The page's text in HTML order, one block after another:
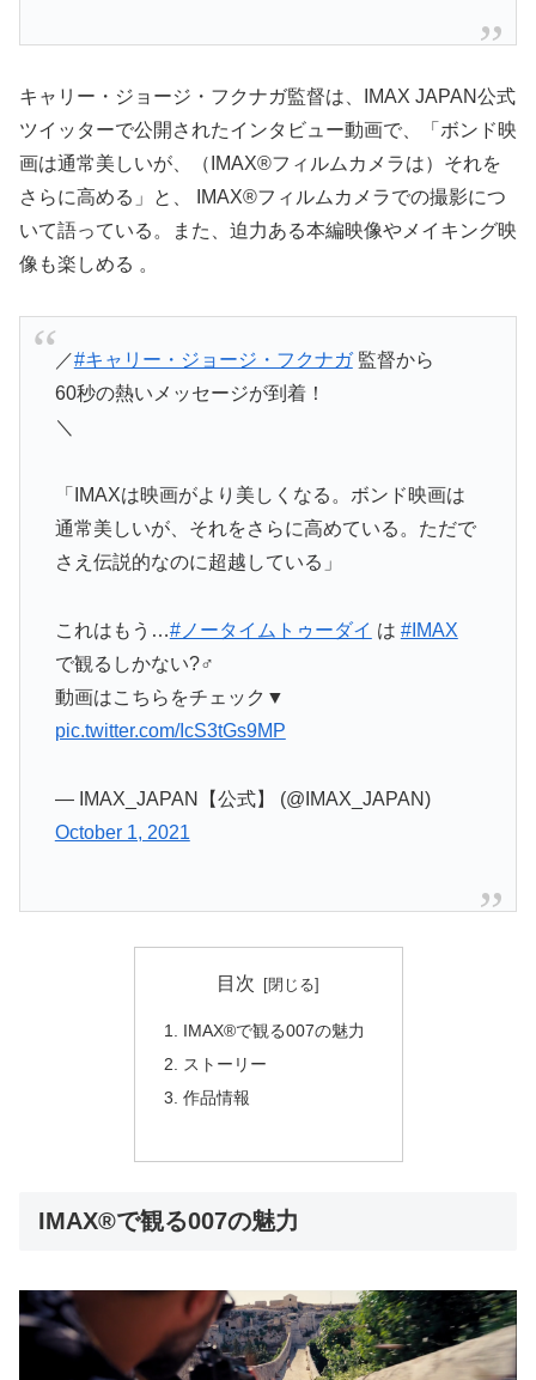
キャリー・ジョージ・フクナガ監督は、IMAX JAPAN公式
ツイッターで公開されたインタビュー動画で、「ボンド映
画は通常美しいが、（IMAX®フィルムカメラは）それを
さらに高める」と、 IMAX®フィルムカメラでの撮影につ
いて語っている。また、迫力ある本編映像やメイキング映
像も楽しめる 。
／#キャリー・ジョージ・フクナガ監督から
60秒の熱いメッセージが到着！
＼
「IMAXは映画がより美しくなる。ボンド映画は
通常美しいが、それをさらに高めている。ただで
さえ伝説的なのに超越している」
これはもう…#ノータイムトゥーダイ は #IMAX
で観るしかない?️‍♂️
動画はこちらをチェック▼
pic.twitter.com/IcS3tGs9MP
— IMAX_JAPAN【公式】 (@IMAX_JAPAN)
October 1, 2021
目次
IMAX®で観る007の魅力
ストーリー
作品情報
IMAX®で観る007の魅力